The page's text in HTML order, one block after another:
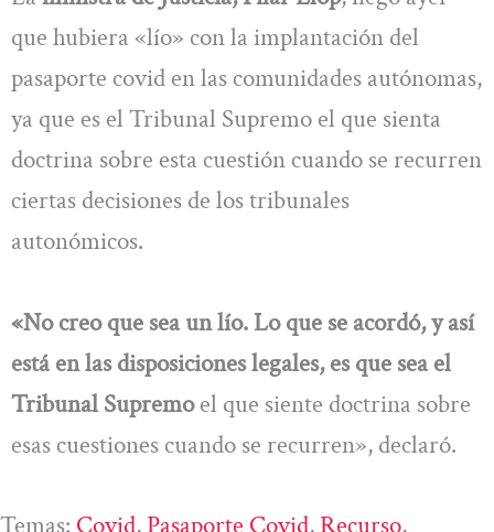
que hubiera «lío» con la implantación del
pasaporte covid en las comunidades autónomas,
ya que es el Tribunal Supremo el que sienta
doctrina sobre esta cuestión cuando se recurren
ciertas decisiones de los tribunales
autonómicos.
«No creo que sea un lío. Lo que se acordó, y así
está en las disposiciones legales, es que sea el
Tribunal Supremoel que siente doctrina sobre
esas cuestiones cuando se recurren», declaró.